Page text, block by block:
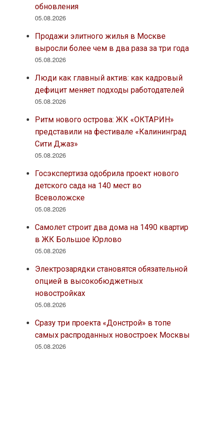
обновления
05.08.2026
Продажи элитного жилья в Москве
выросли более чем в два раза за три года
05.08.2026
Люди как главный актив: как кадровый
дефицит меняет подходы работодателей
05.08.2026
Ритм нового острова: ЖК «ОКТАРИН»
представили на фестивале «Калининград
Сити Джаз»
05.08.2026
Госэкспертиза одобрила проект нового
детского сада на 140 мест во
Всеволожске
05.08.2026
Самолет строит два дома на 1490 квартир
в ЖК Большое Юрлово
05.08.2026
Электрозарядки становятся обязательной
опцией в высокобюджетных
новостройках
05.08.2026
Сразу три проекта «Донстрой» в топе
самых распроданных новостроек Москвы
05.08.2026